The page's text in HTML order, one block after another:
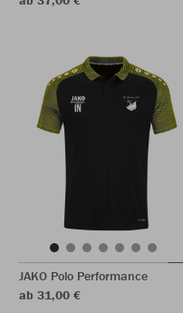
JAKO Polo Performance
ab 31,00 €